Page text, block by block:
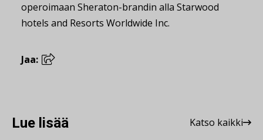
operoimaan Sheraton-brandin alla Starwood
hotels and Resorts Worldwide Inc.
Jaa:
Lue lisää Katso kaikki